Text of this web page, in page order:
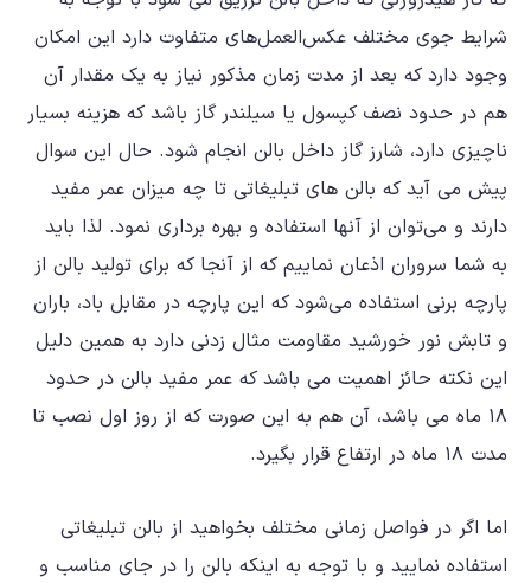
شرایط جوی مختلف عکس‌العمل‌های متفاوت دارد این امکان
وجود دارد که بعد از مدت زمان مذکور نیاز به یک مقدار آن
هم در حدود نصف کپسول یا سیلندر گاز باشد که هزینه بسیار
ناچیزی دارد، شارز گاز داخل بالن انجام شود. حال این سوال
پیش می آید که بالن های تبلیغاتی تا چه میزان عمر مفید
دارند و می‌توان از آنها استفاده و بهره برداری نمود. لذا باید
به شما سروران اذعان نماییم که از آنجا که برای تولید بالن از
پارچه برنی استفاده می‌شود که این پارچه در مقابل باد، باران
و تابش نور خورشید مقاومت مثال زدنی دارد به همین دلیل
این نکته حائز اهمیت می باشد که عمر مفید بالن در حدود
۱۸ ماه می باشد، آن هم به این صورت که از روز اول نصب تا
مدت ۱۸ ماه در ارتفاع قرار بگیرد.
اما اگر در فواصل زمانی مختلف بخواهید از بالن تبلیغاتی
استفاده نمایید و با توجه به اینکه بالن را در جای مناسب و